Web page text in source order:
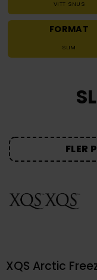
VITT SNUS
FORMAT
SLIM
FLER
XQS Arctic